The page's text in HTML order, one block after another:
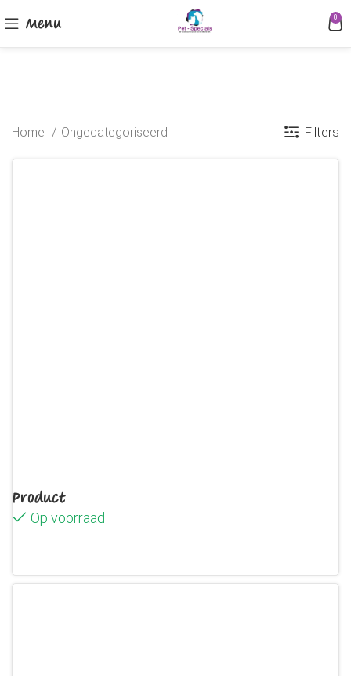
Menu 0
Home Ongecategoriseerd Filters
Product
Op voorraad